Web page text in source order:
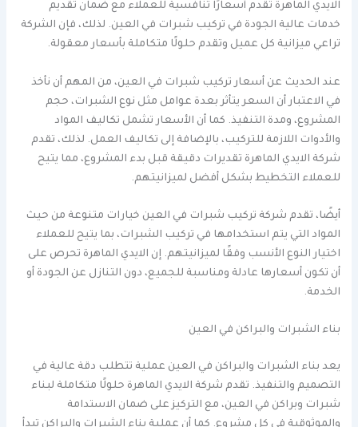
الايدي الماهرة تقدم أسعارًا تنافسية للعملاء مع ضمان تقديم
خدمات عالية الجودة في تركيب شبرات في العين. لذلك، فإن الشركة
تراعي ميزانية كل عميل وتقدم حلولًا متكاملة بأسعار معقولة.
عند الحديث عن أسعار تركيب شبرات في العين، من المهم أن نأخذ
في الاعتبار أن السعر يتأثر بعدة عوامل مثل نوع الشبرات، حجم
المشروع، ومدة التنفيذ. كما أن الأسعار تشمل تكاليف المواد
والأدوات اللازمة للتركيب، بالإضافة إلى تكاليف العمل. لذلك، تقدم
شركة الايدي الماهرة تقديرات دقيقة قبل بدء المشروع، مما يتيح
للعملاء التخطيط بشكل أفضل لميزانيتهم.
أيضًا، تقدم شركة تركيب شبرات في العين خيارات متنوعة من حيث
المواد التي يتم استخدامها في تركيب الشبرات، بما يتيح للعملاء
اختيار النوع الأنسب وفقًا لميزانيتهم. إن الايدي الماهرة تحرص على
أن تكون أسعارها عادلة ومناسبة للجميع، دون التنازل عن الجودة أو
الخدمة.
بناء الشبرات والبراكن في العين
يعد بناء الشبرات والبراكن في العين عملية تتطلب دقة عالية في
التصميم والتنفيذ. تقدم شركة الايدي الماهرة حلولًا متكاملة لبناء
شبرات وبراكن في العين، مع التركيز على ضمان الاستدامة